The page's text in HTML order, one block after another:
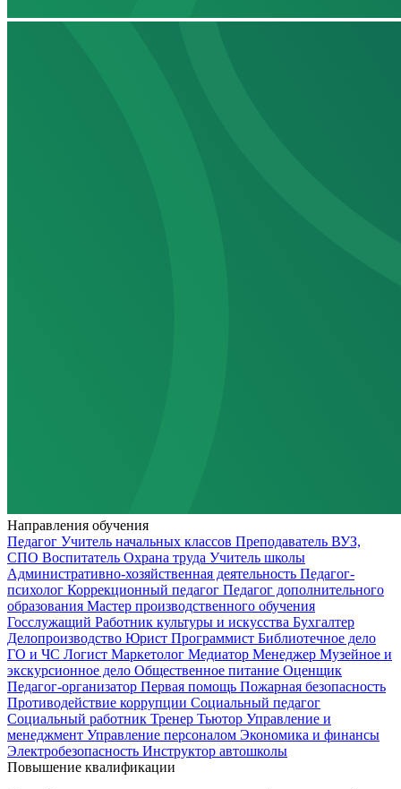
Направления обучения
Педагог Учитель начальных классов Преподаватель ВУЗ,
СПО Воспитатель Охрана труда Учитель школы
Административно-хозяйственная деятельность Педагог-
психолог Коррекционный педагог Педагог дополнительного
образования Мастер производственного обучения
Госслужащий Работник культуры и искусства Бухгалтер
Делопроизводство Юрист Программист Библиотечное дело
ГО и ЧС Логист Маркетолог Медиатор Менеджер Музейное и
экскурсионное дело Общественное питание Оценщик
Педагог-организатор Первая помощь Пожарная безопасность
Противодействие коррупции Социальный педагог
Социальный работник Тренер Тьютор Управление и
менеджмент Управление персоналом Экономика и финансы
Электробезопасность Инструктор автошколы
Повышение квалификации